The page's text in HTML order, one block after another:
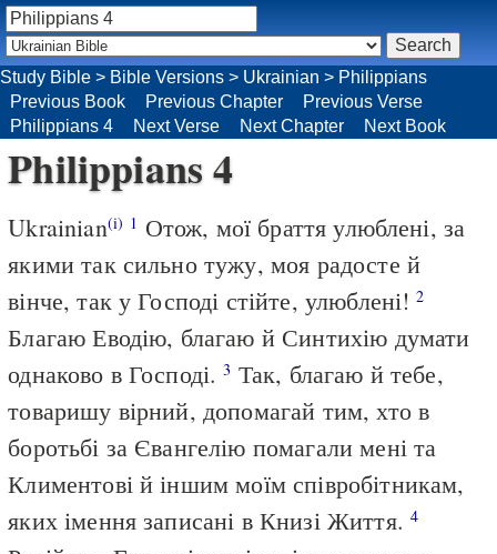
Study Bible > Bible Versions > Ukrainian > Philippians
Previous Book
Previous Chapter
Previous Verse
Philippians 4
Next Verse Next Chapter Next Book
Philippians 4
Ukrainian(i) 1 Отож, мої браття улюблені, за
якими так сильно тужу, моя радосте й
вінче, так у Господі стійте, улюблені!2
Благаю Еводію, благаю й Синтихію думати
однаково в Господі.3 Так, благаю й тебе,
товаришу вірний, допомагай тим, хто в
боротьбі за Євангелію помагали мені та
Климентові й іншим моїм співробітникам,
яких імення записані в Книзі Життя. 4